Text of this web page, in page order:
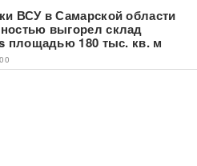
ВСУ в Самарской области
выгорел склад
площадью 180 тыс. кв. м